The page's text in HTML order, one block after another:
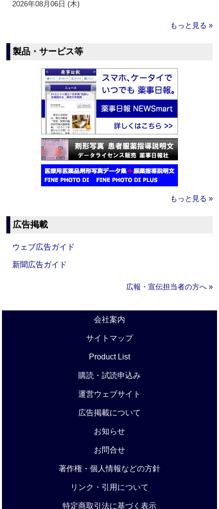
2026年08月06日 (木)
もっと見る »
製品・サービス等
もっと見る »
広告掲載
ウェブ広告ガイド
新聞広告ガイド
広報・宣伝担当者の方へ »
会社案内
サイトマップ
Product List
購読・試読申込み
運営ウェブサイト
広告掲載について
お知らせ
お問合せ
著作権・個人情報などの方針
リンク・引用について
特定商取引法に基づく表示